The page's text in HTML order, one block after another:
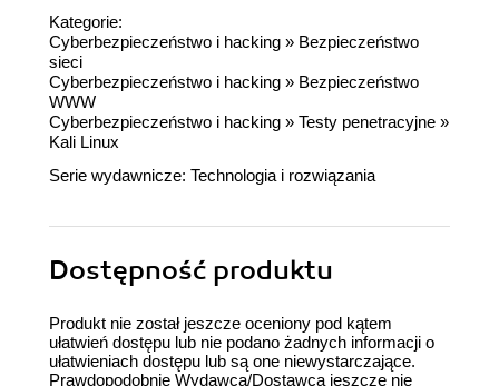
Kategorie:
Cyberbezpieczeństwo i hacking » Bezpieczeństwo
sieci
Cyberbezpieczeństwo i hacking » Bezpieczeństwo
WWW
Cyberbezpieczeństwo i hacking » Testy penetracyjne »
Kali Linux
Serie wydawnicze: Technologia i rozwiązania
Dostępność produktu
Produkt nie został jeszcze oceniony pod kątem
ułatwień dostępu lub nie podano żadnych informacji o
ułatwieniach dostępu lub są one niewystarczające.
Prawdopodobnie Wydawca/Dostawca jeszcze nie